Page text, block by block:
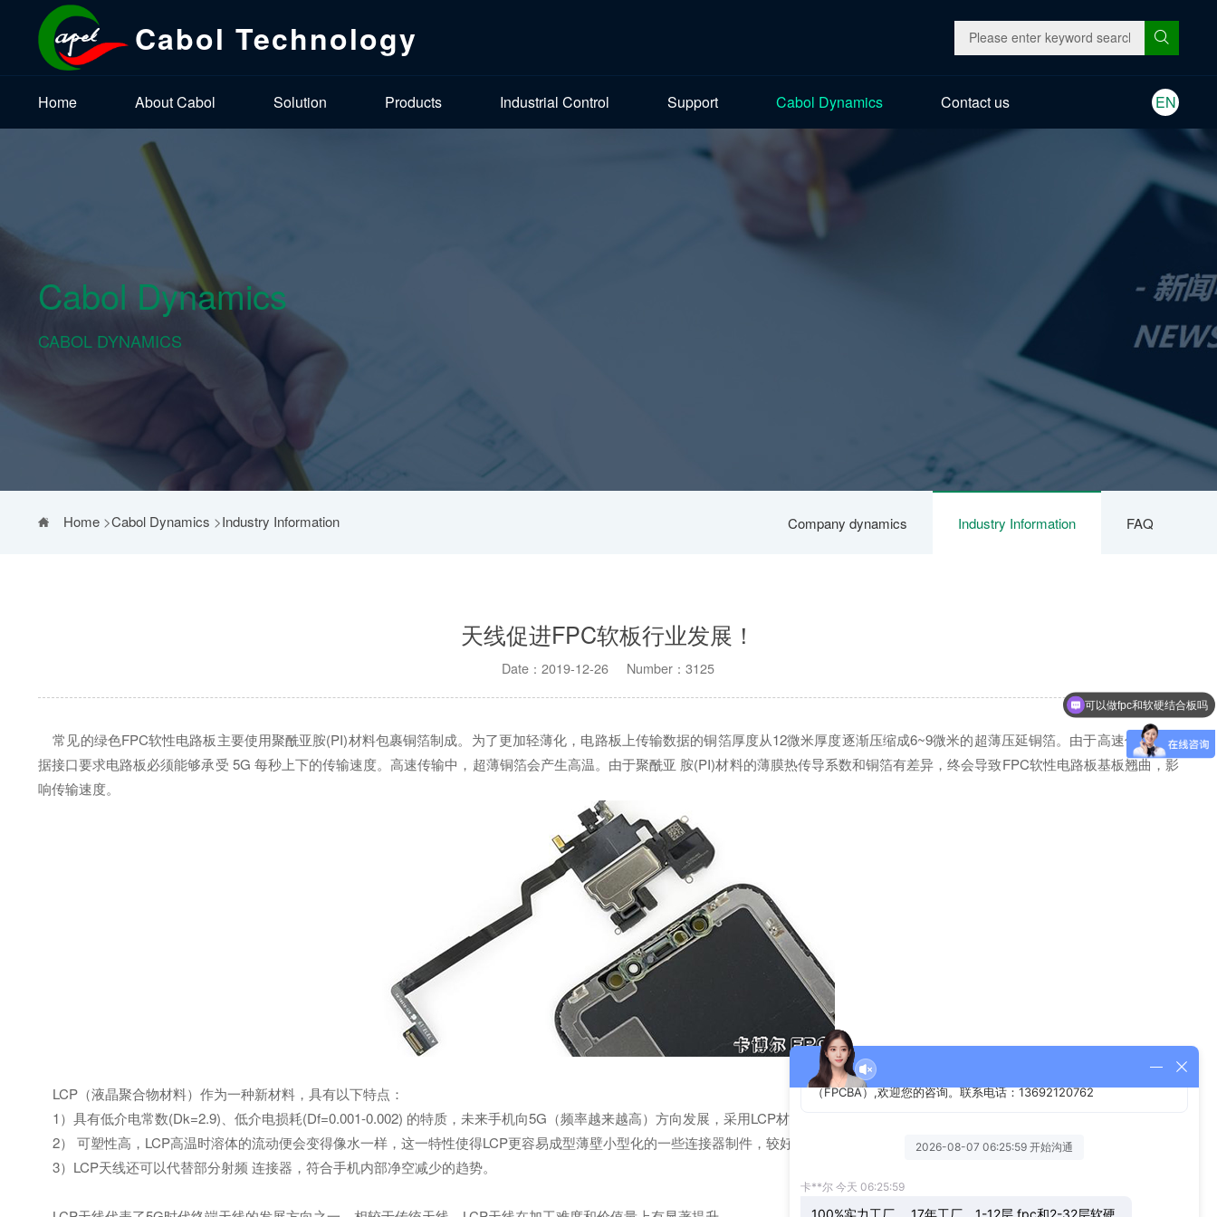
Cabol Technology
Home About Cabol Solution Products Industrial Control Support Cabol Dynamics Contact us EN
Cabol Dynamics
CABOL DYNAMICS
Company dynamics Industry Information FAQ
Home>Cabol Dynamics >Industry Information
天线促进FPC软板行业发展！
Date：2019-12-26 Number：3125
常见的绿色FPC软性电路板主要使用聚酰亚胺(PI)材料包裹铜箔制成。为了更加轻薄化，电路板上传输数据的铜箔厚度从12微米厚度逐渐压缩成6~9微米的超薄压延铜箔。由于高速传输的数
据接口要求电路板必须能够承受 5G 每秒上下的传输速度。高速传输中，超薄铜箔会产生高温。由于聚酰亚 胺(PI)材料的薄膜热传导系数和铜箔有差异，终会导致FPC软性电路板基板翘曲，影
响传输速度。
LCP（液晶聚合物材料）作为一种新材料，具有以下特点：
1）具有低介电常数(Dk=2.9)、低介电损耗(Df=0.001-0.002) 的特质，未来手机向5G（频率越来越高）方向发展，采用LCP材料介质损耗与导体损耗更小；
2） 可塑性高，LCP高温时溶体的流动便会变得像水一样，这一特性使得LCP更容易成型薄壁小型化的一些连接器制件，较好灵活性，密封性（吸水率小于0.004％）；
3）LCP天线还可以代替部分射频 连接器，符合手机内部净空减少的趋势。
可以做fpc和软硬结合板吗